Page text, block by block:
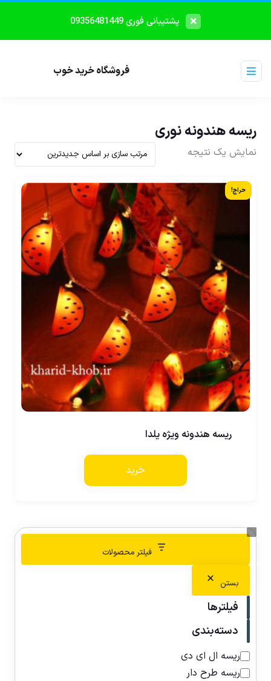
پشتیبانی فوری 09356481449
فروشگاه خرید خوب
ریسه هندونه نوری
نمایش یک نتیجه
حراج!
ریسه هندونه ویژه یلدا
خرید
فیلتر محصولات
بستن
فیلترها
دسته‌بندی
ریسه ال ای دی
ریسه طرح دار